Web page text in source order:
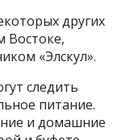
других
Востоке,
«Элскул».
следить
питание.
и домашние